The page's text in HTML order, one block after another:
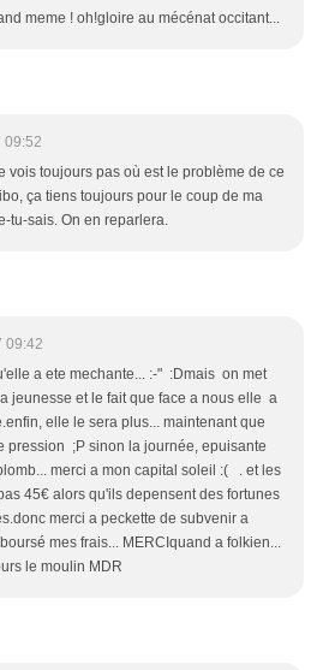
meme ! oh!gloire au mécénat occitant...
09:52
vois toujours pas où est le problème de ce
ça tiens toujours pour le coup de ma
tu-sais. On en reparlera.
09:42
a ete mechante... :-" :Dmais on met
jeunesse et le fait que face a nous elle a
elle le sera plus... maintenant que
pression ;P sinon la journée, epuisante
merci a mon capital soleil :( . et les
45€ alors qu'ils depensent des fortunes
merci a peckette de subvenir a
mes frais... MERCIquand a folkien...
le moulin MDR